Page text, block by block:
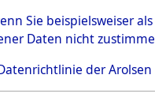
Sie beispielsweiser
Daten nicht
der Arolsen